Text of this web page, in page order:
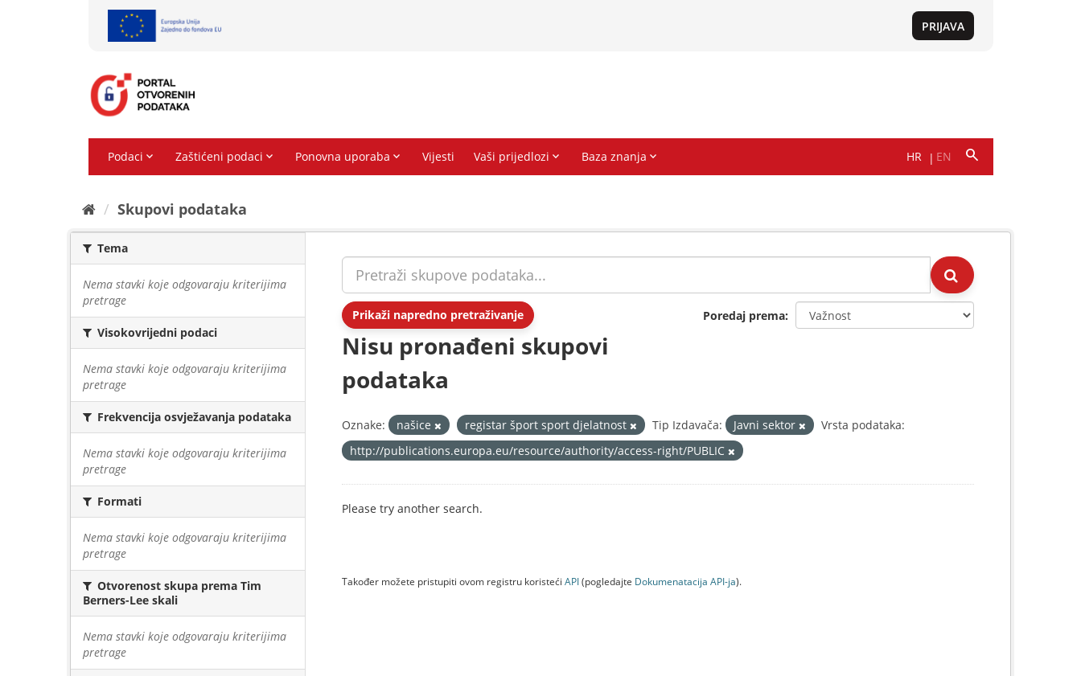
Skupovi podаtаkа
Tema
Nema stavki koje odgovaraju kriterijima
pretrage
Visokovrijedni podaci
Nema stavki koje odgovaraju kriterijima
pretrage
Frekvencija osvježavanja podataka
Nema stavki koje odgovaraju kriterijima
pretrage
Formati
Nema stavki koje odgovaraju kriterijima
pretrage
Otvorenost skupa prema Tim
Berners-Lee skali
Nema stavki koje odgovaraju kriterijima
pretrage
Prikaži napredno pretraživanje Poredaj prema
Nisu pronađeni skupovi
podataka
Oznake: našice registar šport sport djelatnost Tip Izdavača: Javni sektor
Vrsta podataka:
http://publications.europa.eu/resource/authority/access-right/PUBLIC
Please try another search.
Također možete pristupiti ovom registru koristeći API(pogledajte Dokumenаtаcijа API-jа).